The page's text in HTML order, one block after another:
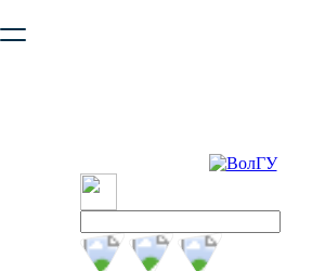
безопасную работу с сайтом. Пожалуйста